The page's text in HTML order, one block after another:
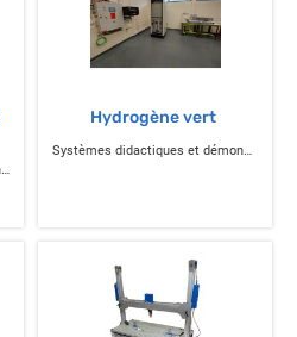
Système MOTHYS composé d’une pile à combustible PEM
Hydrogène vert
Systèmes didactiques et démonstrateurs autour de l’utilisation d’hydrogène comme vecteur d’énergie décarbonée